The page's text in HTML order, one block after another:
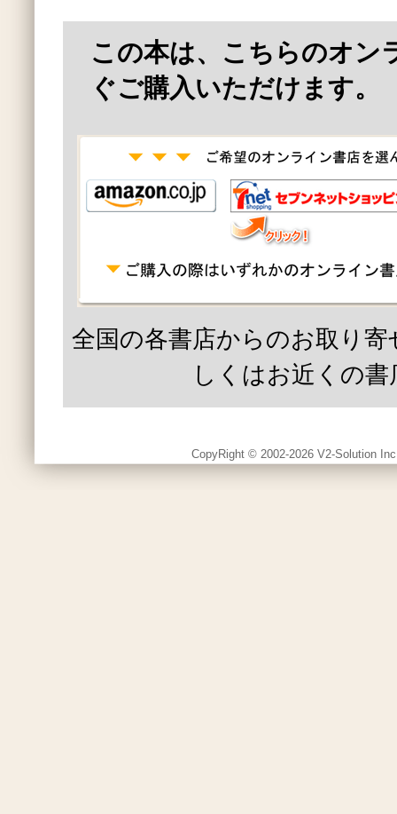
この本は、こちらのオン
ぐご購入いただけます。
全国の各書店からのお取り
しくはお近くの書
CopyRight © 2002-2026 V2-Solution